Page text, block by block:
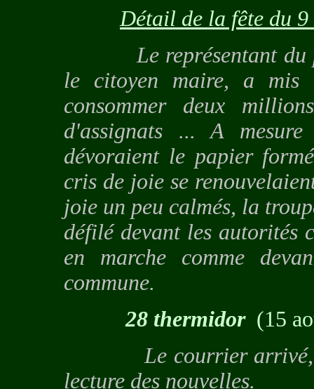
Détail de la fête du
Le représentant du
le citoyen maire, a mis
consommer deux
d'assignats ... A
dévoraient le papier
cris de joie se
joie un peu calmés, la
défilé devant les autorités
en marche comme
commune.
28 thermidor (15
Le courrier arrivé, on
lecture des nouvelles.